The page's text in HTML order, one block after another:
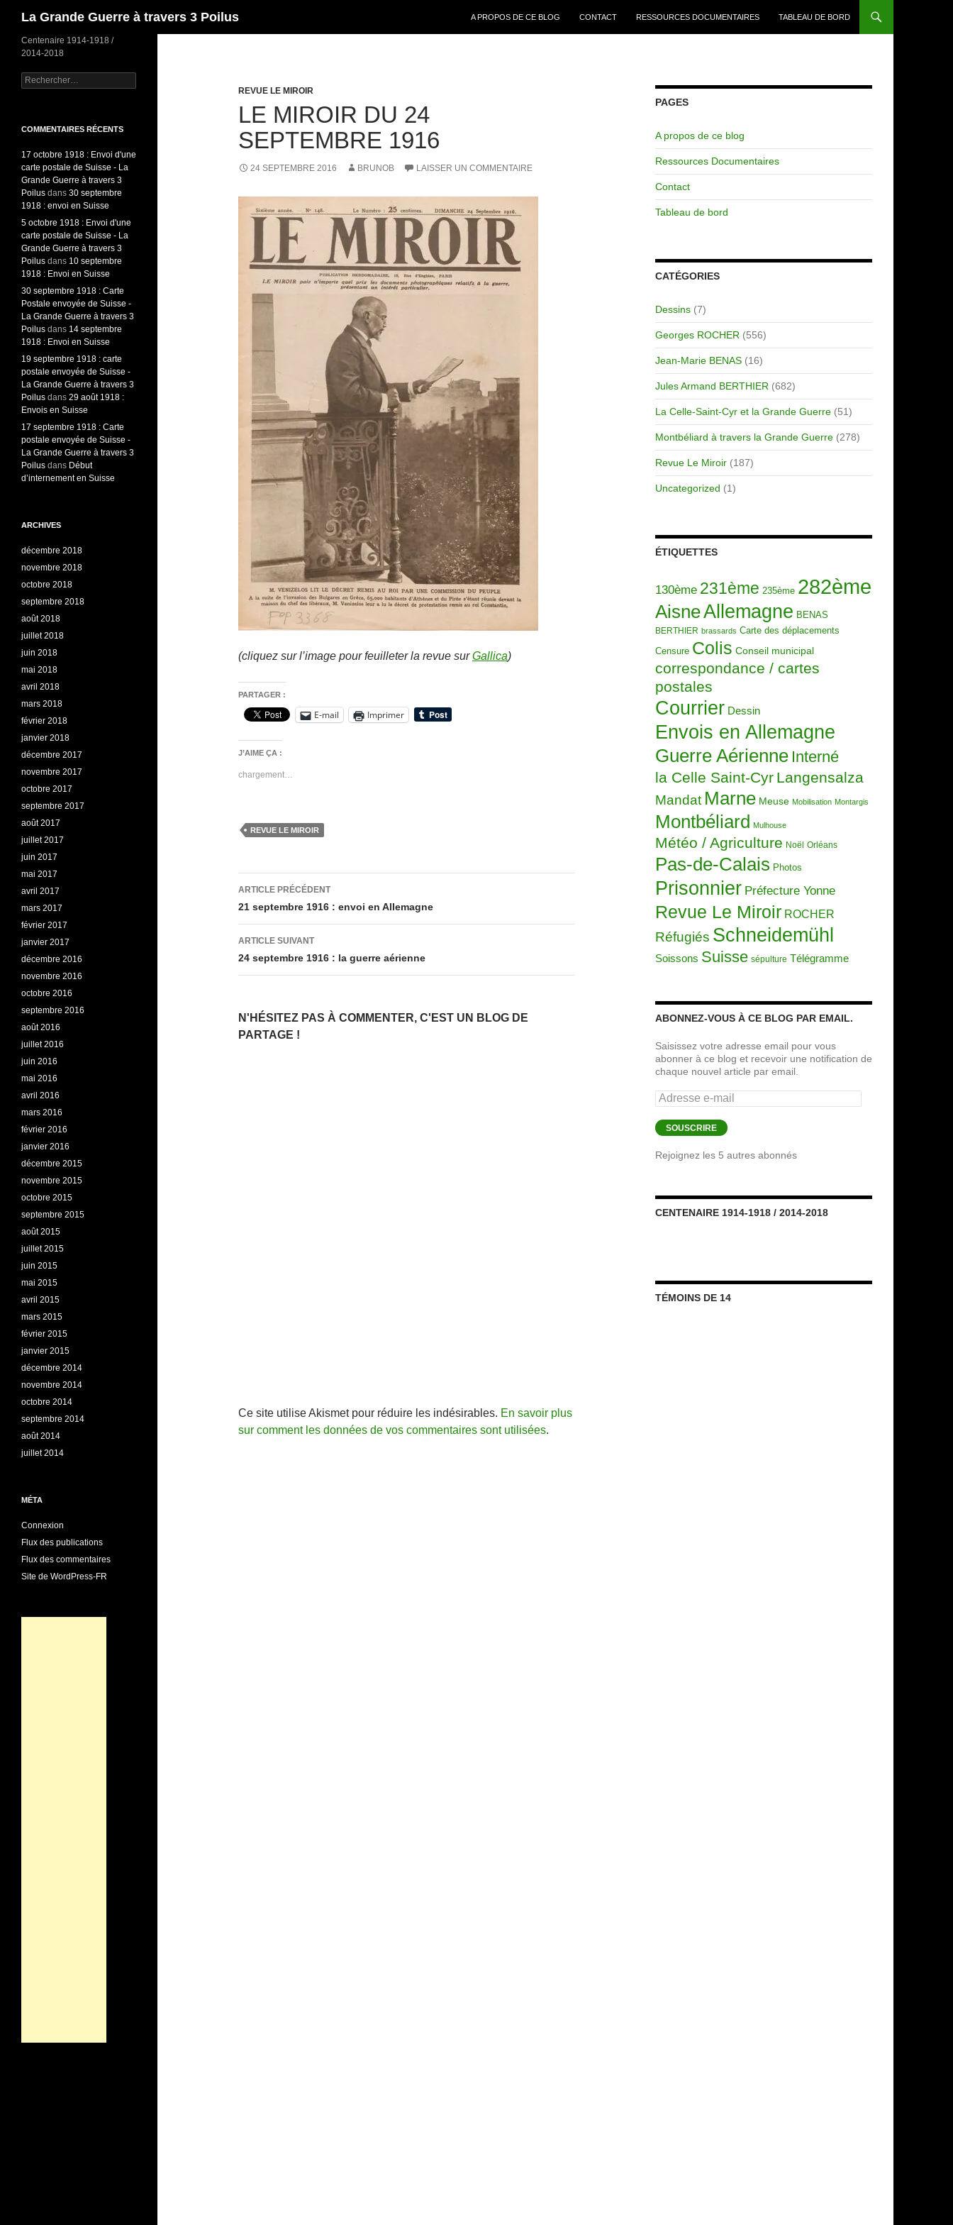
La Grande Guerre à travers 3 Poilus
A PROPOS DE CE BLOG
CONTACT RESSOURCES DOCUMENTAIRES TABLEAU DE BORD
REVUE LE MIROIR
LE MIROIR DU 24
SEPTEMBRE 1916
24 SEPTEMBRE 2016 BRUNOB LAISSER UN COMMENTAIRE
(cliquez sur l’image pour feuilleter la revue surGallica)
PARTAGER :
E-mail Imprimer
J’AIME ÇA :
chargement…
REVUE LE MIROIR
Navigation
des
articles
ARTICLE PRÉCÉDENT
21 septembre 1916 : envoi en Allemagne
ARTICLE SUIVANT
24 septembre 1916 : la guerre aérienne
N'HÉSITEZ PAS À COMMENTER, C'EST UN BLOG DE
PARTAGE !
Ce site utilise Akismet pour réduire les indésirables. En savoir plus
sur comment les données de vos commentaires sont utilisées.
PAGES
A propos de ce blog
Ressources Documentaires
Contact
Tableau de bord
CATÉGORIES
Dessins (7)
Georges ROCHER (556)
Jean-Marie BENAS (16)
Jules Armand BERTHIER (682)
La Celle-Saint-Cyr et la Grande Guerre (51)
Montbéliard à travers la Grande Guerre (278)
Revue Le Miroir (187)
Uncategorized (1)
ÉTIQUETTES
130ème 231ème 235ème 282ème
AisneAllemagne BENAS
BERTHIER brassards Carte des déplacements
Censure Colis Conseil municipal
correspondance / cartes
postales
Courrier Dessin
Envois en Allemagne
Guerre Aérienne Interné
la Celle Saint-Cyr Langensalza
Mandat Marne Meuse Mobilisation Montargis
Montbéliard Mulhouse
Météo / Agriculture Noël Orléans
Pas-de-Calais Photos
Prisonnier Préfecture Yonne
Revue Le Miroir ROCHER
Réfugiés Schneidemühl
Soissons Suisse sépulture Télégramme
ABONNEZ-VOUS À CE BLOG PAR EMAIL.
Saisissez votre adresse email pour vous
abonner à ce blog et recevoir une notification de
chaque nouvel article par email.
Adresse
e-
mail
SOUSCRIRE
Rejoignez les 5 autres abonnés
CENTENAIRE 1914-1918 / 2014-2018
TÉMOINS DE 14
Centenaire 1914-1918 /
2014-2018
Rechercher :
COMMENTAIRES RÉCENTS
17 octobre 1918 : Envoi d'une
carte postale de Suisse - La
Grande Guerre à travers 3
Poilus dans 30 septembre
1918 : envoi en Suisse
5 octobre 1918 : Envoi d'une
carte postale de Suisse - La
Grande Guerre à travers 3
Poilus dans 10 septembre
1918 : Envoi en Suisse
30 septembre 1918 : Carte
Postale envoyée de Suisse -
La Grande Guerre à travers 3
Poilus dans 14 septembre
1918 : Envoi en Suisse
19 septembre 1918 : carte
postale envoyée de Suisse -
La Grande Guerre à travers 3
Poilus dans 29 août 1918 :
Envois en Suisse
17 septembre 1918 : Carte
postale envoyée de Suisse -
La Grande Guerre à travers 3
Poilus dans Début
d’internement en Suisse
ARCHIVES
décembre 2018
novembre 2018
octobre 2018
septembre 2018
août 2018
juillet 2018
juin 2018
mai 2018
avril 2018
mars 2018
février 2018
janvier 2018
décembre 2017
novembre 2017
octobre 2017
septembre 2017
août 2017
juillet 2017
juin 2017
mai 2017
avril 2017
mars 2017
février 2017
janvier 2017
décembre 2016
novembre 2016
octobre 2016
septembre 2016
août 2016
juillet 2016
juin 2016
mai 2016
avril 2016
mars 2016
février 2016
janvier 2016
décembre 2015
novembre 2015
octobre 2015
septembre 2015
août 2015
juillet 2015
juin 2015
mai 2015
avril 2015
mars 2015
février 2015
janvier 2015
décembre 2014
novembre 2014
octobre 2014
septembre 2014
août 2014
juillet 2014
MÉTA
Connexion
Flux des publications
Flux des commentaires
Site de WordPress-FR